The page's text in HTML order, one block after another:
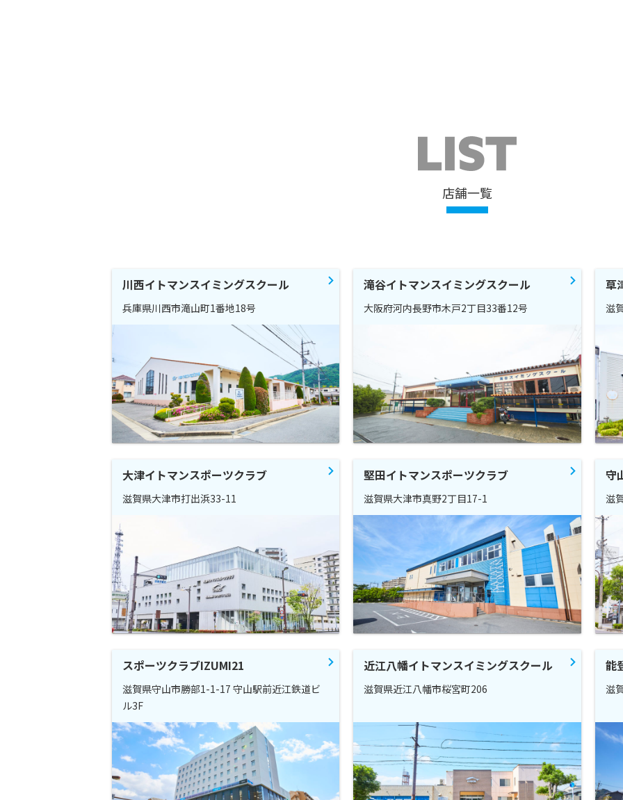
店舗一覧
川西イトマンスイミングスクール
兵庫県川西市滝山町1番地18号
滝谷イトマンスイミングスクール
大阪府河内長野市木戸2丁目33番12号
草
滋
大津イトマンスポーツクラブ
滋賀県大津市打出浜33-11
堅田イトマンスポーツクラブ
滋賀県大津市真野2丁目17-1
守
滋
スポーツクラブIZUMI21
滋賀県守山市勝部1-1-17 守山駅前近江鉄道ビ
ル3F
近江八幡イトマンスイミングスクール
滋賀県近江八幡市桜宮町206
能
滋